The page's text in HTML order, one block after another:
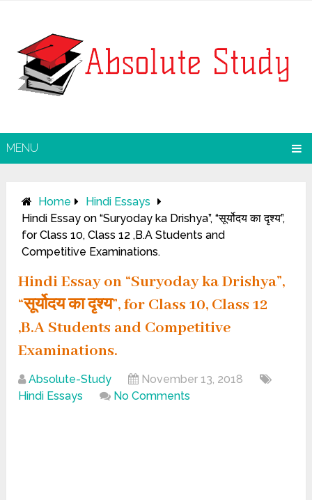
MENU
Home
Hindi Essays
Hindi Essay on “Suryoday ka Drishya”, “सूर्योदय का दृश्य”,
for Class 10, Class 12 ,B.A Students and
Competitive Examinations.
Hindi Essay on “Suryoday ka Drishya”,
“सूर्योदय का दृश्य”, for Class 10, Class 12
,B.A Students and Competitive
Examinations.
Absolute-Study
November 13, 2018
Hindi Essays
No Comments